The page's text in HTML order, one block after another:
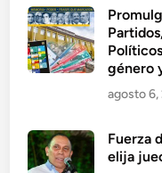
género
agosto
Fuerza
elija